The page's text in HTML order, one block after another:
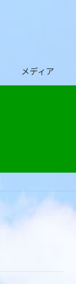
メディア